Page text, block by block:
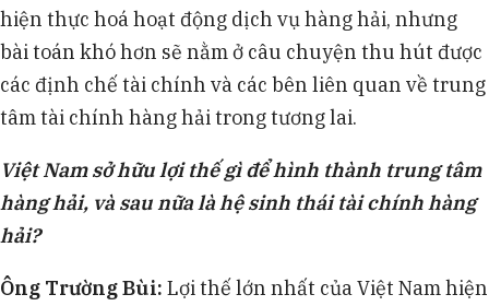
hiện thực hoá hoạt động dịch vụ hàng hải, nhưng
bài toán khó hơn sẽ nằm ở câu chuyện thu hút được
các định chế tài chính và các bên liên quan về trung
tâm tài chính hàng hải trong tương lai.
Việt Nam sở hữu lợi thế gì để hình thành trung tâm
hàng hải, và sau nữa là hệ sinh thái tài chính hàng
hải?
Ông Trường Bùi: Lợi thế lớn nhất của Việt Nam hiện